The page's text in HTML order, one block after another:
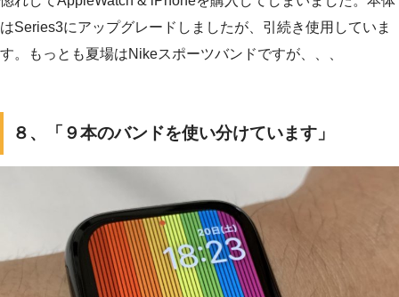
はSeries3にアップグレードしましたが、引続き使用していま
す。もっとも夏場はNikeスポーツバンドですが、、、
８、「９本のバンドを使い分けています」